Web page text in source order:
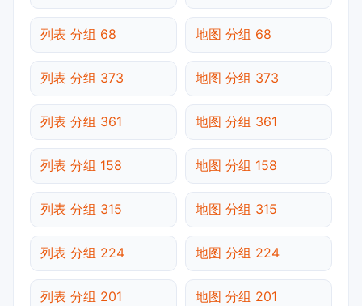
列表 分组 68 地图 分组 68
列表 分组 373 地图 分组 373
列表 分组 361 地图 分组 361
列表 分组 158 地图 分组 158
列表 分组 315 地图 分组 315
列表 分组 224 地图 分组 224
列表 分组 201 地图 分组 201